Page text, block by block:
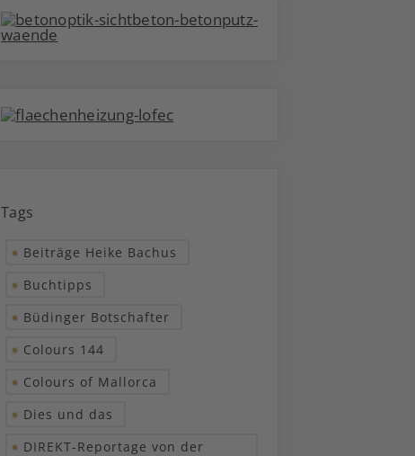
Tags
Beiträge Heike Bachus
Buchtipps
Büdinger Botschafter
Colours 144
Colours of Mallorca
Dies und das
DIREKT-Reportage von der